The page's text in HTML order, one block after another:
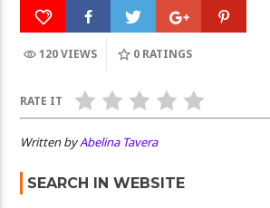
120 VIEWS 0 RATINGS
RATE IT
Written byAbelina Tavera
SEARCH IN WEBSITE